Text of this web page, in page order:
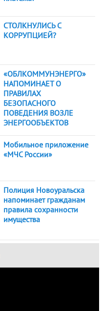
СТОЛКНУЛИСЬ С
КОРРУПЦИЕЙ?
«ОБЛКОММУНЭНЕРГО»
НАПОМИНАЕТ О
ПРАВИЛАХ
БЕЗОПАСНОГО
ПОВЕДЕНИЯ ВОЗЛЕ
ЭНЕРГООБЪЕКТОВ
Мобильное приложение
«МЧС России»
Полиция Новоуральска
напоминает гражданам
правила сохранности
имущества